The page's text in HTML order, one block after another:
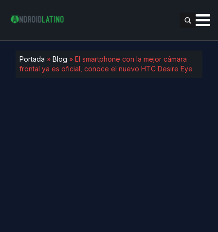
Portada » Blog » El smartphone con la mejor cámara
frontal ya es oficial, conoce el nuevo HTC Desire Eye